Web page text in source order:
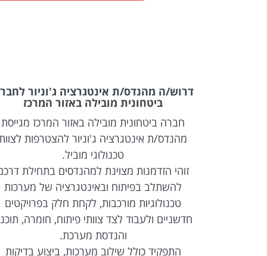
דרוש/ה מהנדס/ת אינטגרציה ג'וניור
ביטחונית מובילה באזור המרכז
חברה ביטחונית מובילה באזור המרכז מגייסת
מהנדס/ת אינטגרציה ג'וניור להצטרפות
טכנולוגי מוביל.
זוהי הזדמנות מצוינת למהנדסים בתחילת
להשתלב בפיתוח ובאינטגרציה של מערכות
טכנולוגיות מורכבות, לקחת חלק בפרויקטים
חדשניים ולעבוד לצד צוותי פיתוח, חומרה,
והנדסת מערכת.
התפקיד כולל שילוב מערכות, ביצוע בדיקות